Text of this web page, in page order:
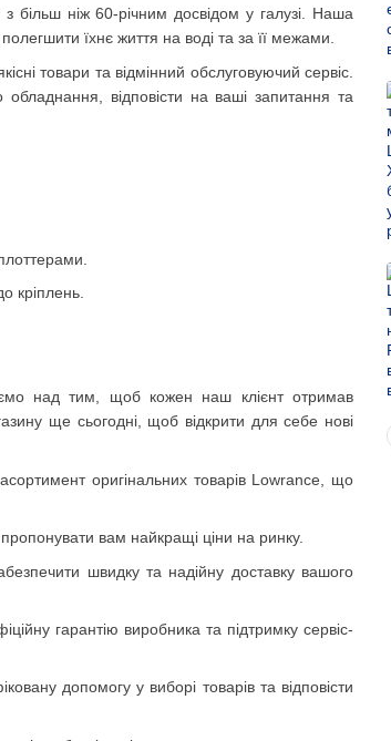
більш ніж 60-річним досвідом у галузі. Наша
їхнє життя на воді та за її межами.
товари та відмінний обслуговуючий сервіс.
відповісти на ваші запитання та
кріплень.
над тим, щоб кожен наш клієнт отримав
ще сьогодні, щоб відкрити для себе нові
оригінальних товарів Lowrance, що
вам найкращі ціни на ринку.
швидку та надійну доставку вашого
гарантію виробника та підтримку сервіс-
допомогу у виборі товарів та відповісти